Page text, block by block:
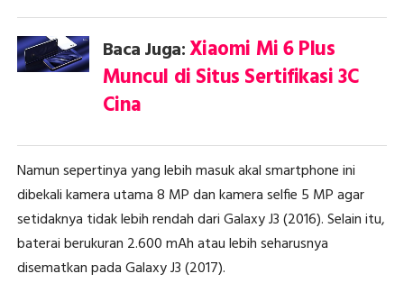
Baca Juga:Xiaomi Mi 6 Plus
Muncul di Situs Sertifikasi 3C
Cina
Namun sepertinya yang lebih masuk akal smartphone ini
dibekali kamera utama 8 MP dan kamera selfie 5 MP agar
setidaknya tidak lebih rendah dari Galaxy J3 (2016). Selain itu,
baterai berukuran 2.600 mAh atau lebih seharusnya
disematkan pada Galaxy J3 (2017).